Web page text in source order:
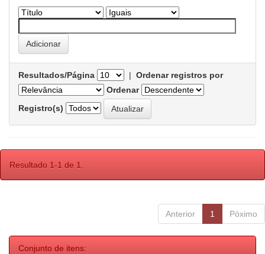
Resultados/Página | Ordenar registros por
Ordenar
Registro(s)
Resultado 1-1 de 1.
Anterior 1 Póximo
Conjunto de itens: